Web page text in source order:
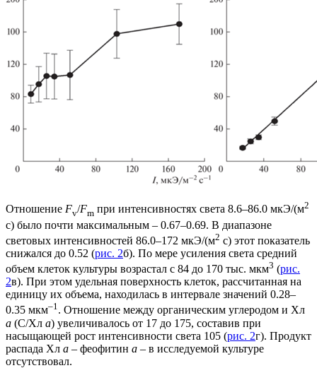
Отношение Fv/Fm при интенсивностях света 8.6–86.0 мкЭ/(м2
с) было почти максимальным – 0.67–0.69. В диапазоне
световых интенсивностей 86.0–172 мкЭ/(м2 с) этот показатель
снижался до 0.52 (рис. 2б). По мере усиления света средний
объем клеток культуры возрастал c 84 до 170 тыс. мкм3 (рис.
2в). При этом удельная поверхность клеток, рассчитанная на
единицу их объема, находилась в интервале значений 0.28–
0.35 мкм–1. Отношение между органическим углеродом и Хл
а (С/Хл а) увеличивалось от 17 до 175, составив при
насыщающей рост интенсивности света 105 (рис. 2г). Продукт
распада Хл а – феофитин а – в исследуемой культуре
отсутствовал.